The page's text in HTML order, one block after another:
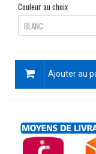
Couleur au choix
Ajouter au